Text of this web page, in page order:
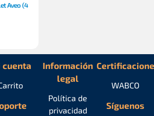
Aveo (4
cuenta
Información
legal
Política de
privacidad
Síguenos
WABCO